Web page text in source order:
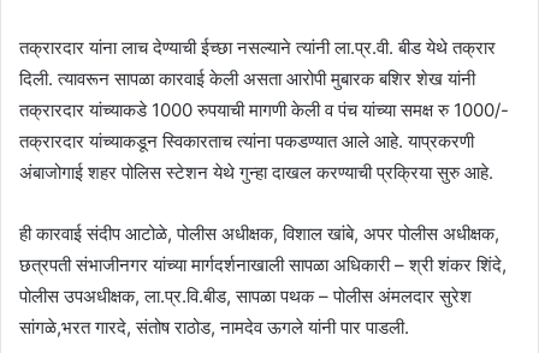
तक्रारदार यांना लाच देण्याची ईच्छा नसल्याने त्यांनी ला.प्र.वी. बीड येथे तक्रार
दिली. त्यावरून सापळा कारवाई केली असता आरोपी मुबारक बशिर शेख यांनी
तक्रारदार यांच्याकडे 1000 रुपयाची मागणी केली व पंच यांच्या समक्ष रु 1000/-
तक्रारदार यांच्याकडून स्विकारताच त्यांना पकडण्यात आले आहे. याप्रकरणी
अंबाजोगाई शहर पोलिस स्टेशन येथे गुन्हा दाखल करण्याची प्रक्रिया सुरु आहे.
ही कारवाई संदीप आटोळे, पोलीस अधीक्षक, विशाल खांबे, अपर पोलीस अधीक्षक,
छत्रपती संभाजीनगर यांच्या मार्गदर्शनाखाली सापळा अधिकारी – श्री शंकर शिंदे,
पोलीस उपअधीक्षक, ला.प्र.वि.बीड, सापळा पथक – पोलीस अंमलदार सुरेश
सांगळे,भरत गारदे, संतोष राठोड, नामदेव ऊगले यांनी पार पाडली.